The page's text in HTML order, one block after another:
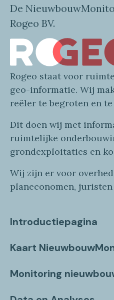
De
Rogeo BV.
Rogeo staat voor
geo-informatie. Wij
reëler te begroten en te
Dit doen wij met
ruimtelijke
grondexploitaties en
Wij zijn er voor
planeconomen,
Introductiepagina
Kaart
Monitoring